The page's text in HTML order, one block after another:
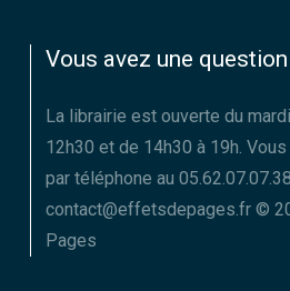
Vous avez une question
La librairie est ouverte du
12h30 et de 14h30 à 19h.
par téléphone au
contact@effetsdepages.fr ©
Pages